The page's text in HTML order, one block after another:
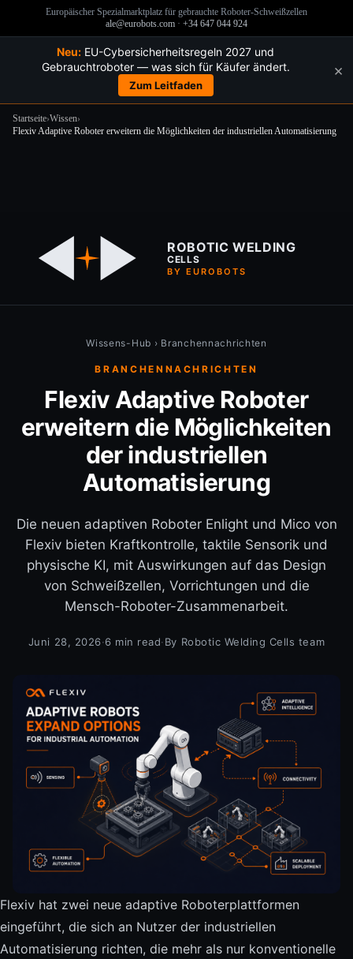
Europäischer Spezialmarktplatz für gebrauchte Roboter-Schweißzellen
ale@eurobots.com · +34 647 044 924
Neu: EU-Cybersicherheitsregeln 2027 und
Gebrauchtroboter — was sich für Käufer ändert.
Zum Leitfaden
×
Startseite›Wissen›
Flexiv Adaptive Roboter erweitern die Möglichkeiten der industriellen Automatisierung
ROBOTIC WELDING
CELLS
BY EUROBOTS
Wissens-Hub › Branchennachrichten
BRANCHENNACHRICHTEN
Flexiv Adaptive Roboter
erweitern die Möglichkeiten
der industriellen
Automatisierung
Die neuen adaptiven Roboter Enlight und Mico von
Flexiv bieten Kraftkontrolle, taktile Sensorik und
physische KI, mit Auswirkungen auf das Design
von Schweißzellen, Vorrichtungen und die
Mensch-Roboter-Zusammenarbeit.
Juni 28, 2026·6 min read·By Robotic Welding Cells team
Flexiv hat zwei neue adaptive Roboterplattformen
eingeführt, die sich an Nutzer der industriellen
Automatisierung richten, die mehr als nur konventionelle